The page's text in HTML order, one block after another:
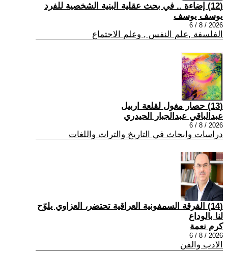
(12) إضاءة .. في بحث عقلية البنية الشخصية للفرد
يوسف يوسف
2026 / 8 / 6
الفلسفة ,علم النفس , وعلم الاجتماع
(13) حصار مغول لقلعة اربيل
عبدالباقي عبدالجبار الحيدري
2026 / 8 / 6
دراسات وابحاث في التاريخ والتراث واللغات
(14) الفرقة السمفونية العراقية تحتضر، العزاوي يلوّح
لنا بالوداع
كرم نعمة
2026 / 8 / 6
الادب والفن